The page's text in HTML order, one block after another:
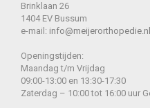
Brinklaan 26
1404 EV Bussum
e-mail: info@meijerorthopedie.nl
Openingstijden:
Maandag t/m Vrijdag
09:00-13:00 en 13:30-17:30
Zaterdag – 10:00 tot 16:00 uur